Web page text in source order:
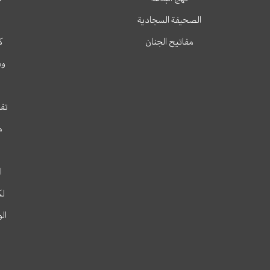
الصحيفة السجادية
مفاتيح الجنان